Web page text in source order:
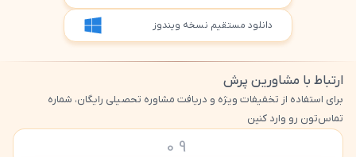
دانلود مستقیم نسخه ویندوز
ارتباط با مشاورین پرش
برای استفاده از تخفیفات ویژه و دریافت مشاوره تحصیلی رایگان، شماره
تماس‌تون رو وارد کنین